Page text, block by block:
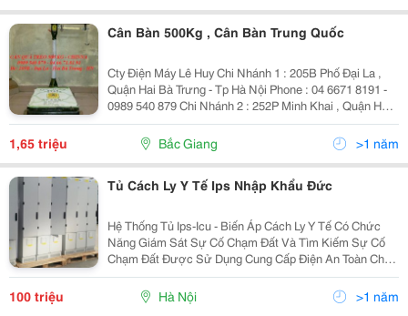
Cân Bàn 500Kg , Cân Bàn Trung Quốc
Cty Điện Máy Lê Huy Chi Nhánh 1 : 205B Phố Đại La ,
Quận Hai Bà Trưng - Tp Hà Nội Phone : 04 6671 8191 -
0989 540 879 Chi Nhánh 2 : 252P Minh Khai , Quận Hai
Bà Trưng , Tp Hà Nội Phone: 04 66583 555 - 0984 615
319 Email: Sieuthid
1,65 triệu Bắc Giang >1 năm
Tủ Cách Ly Y Tế Ips Nhập Khẩu Đức
Hệ Thống Tủ Ips-Icu - Biến Áp Cách Ly Y Tế Có Chức
Năng Giám Sát Sự Cố Chạm Đất Và Tìm Kiếm Sự Cố
Chạm Đất Được Sử Dụng Cung Cấp Điện An Toàn Cho
Khu Vực Zone 2 - Công Trình Y Tế Theo Qcvn
12:2014/Bxd Và Tiêu Chuẩn Tcvn7447-7-710, Iec60364-
7-710. Các
100 triệu Hà Nội >1 năm